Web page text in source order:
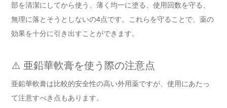
部を清潔にしてから使う、薄く均一に塗る、使用回数を守る、
無理に落とそうとしないの4点です。これらを守ることで、薬の
効果を十分に引き出すことができます。
⚠️ 亜鉛華軟膏を使う際の注意点
亜鉛華軟膏は比較的安全性の高い外用薬ですが、使用にあたっ
て注意すべき点もあります。